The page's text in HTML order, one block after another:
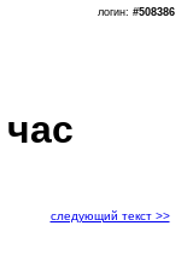
логин: #508386
следующий текст >>